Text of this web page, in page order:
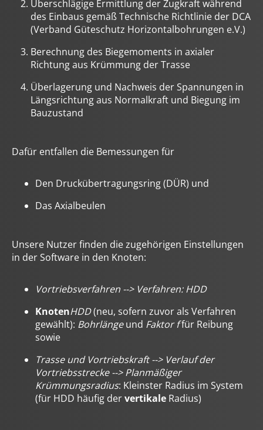
Überschlägige Ermittlung der Zugkraft während
des Einbaus gemäß Technische Richtlinie der DCA
(Verband Güteschutz Horizontalbohrungen e.V.)
Berechnung des Biegemoments in axialer
Richtung aus Krümmung der Trasse
Überlagerung und Nachweis der Spannungen in
Längsrichtung aus Normalkraft und Biegung im
Bauzustand
Dafür entfallen die Bemessungen für
Den Druckübertragungsring (DÜR) und
Das Axialbeulen
Unsere Nutzer finden die zugehörigen Einstellungen
in der Software in den Knoten:
Vortriebsverfahren --> Verfahren: HDD
KnotenHDD(neu, sofern zuvor als Verfahren
gewählt): Bohrlängeund Faktor ffür Reibung
sowie
Trasse und Vortriebskraft --> Verlauf der
Vortriebsstrecke --> Planmäßiger
Krümmungsradius: Kleinster Radius im System
(für HDD häufig dervertikale Radius)